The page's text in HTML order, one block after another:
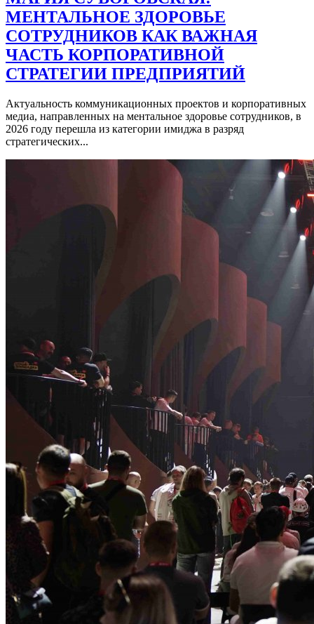
МЕНТАЛЬНОЕ ЗДОРОВЬЕ
СОТРУДНИКОВ КАК ВАЖНАЯ
ЧАСТЬ КОРПОРАТИВНОЙ
СТРАТЕГИИ ПРЕДПРИЯТИЙ
Актуальность коммуникационных проектов и корпоративных
медиа, направленных на ментальное здоровье сотрудников, в
2026 году перешла из категории имиджа в разряд
стратегических...